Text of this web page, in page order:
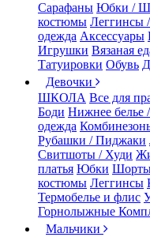
Сарафаны Юбки /
костюмы Леггинсы
одежда Аксессуары
Игрушки Вязаная
Татуировки Обувь
Девочки
ШКОЛА Все для
Боди Нижнее белье
одежда
Рубашки / Пиджаки
Свитшоты / Худи
платья Юбки
костюмы Леггинсы
Термобелье и флис
Горнолыжные
Мальчики